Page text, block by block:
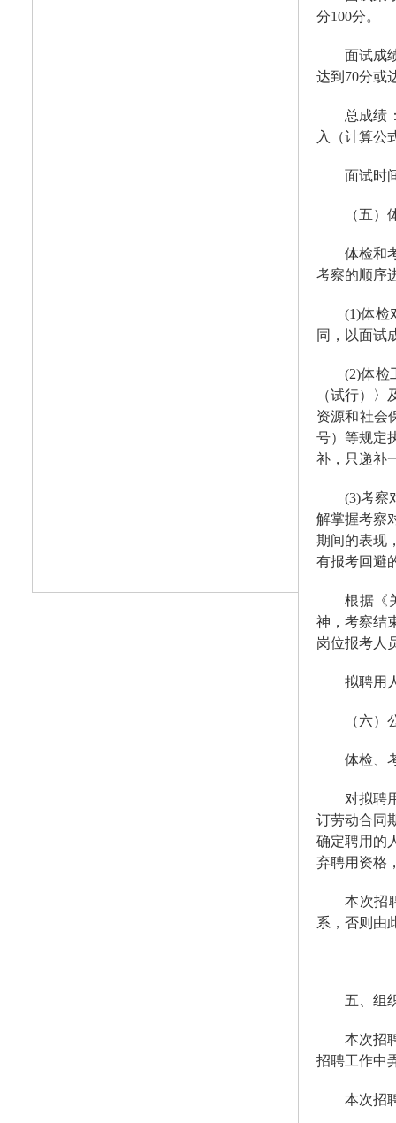
分100分。
面试成
达到70分或
总成绩
入（计算公
面试时
（五）
体检和
考察的顺序
(1)体检
同，以面试
(2)体检
（试行）
资源和社会
号）等规定
补，只递补
(3)考察
解掌握考察
期间的表现
有报考回避
根据《
神，考察结
岗位报考人
拟聘用
（六）
体检、
对拟聘
订劳动合同
确定聘用的
弃聘用资格
本次招
系，否则由
五、组
本次招
招聘工作中
本次招